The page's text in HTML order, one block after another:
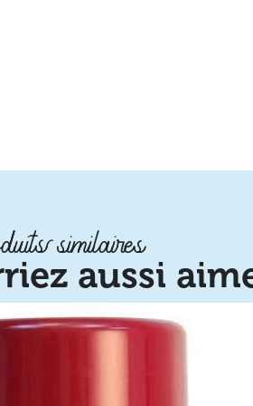
similaires
aussi